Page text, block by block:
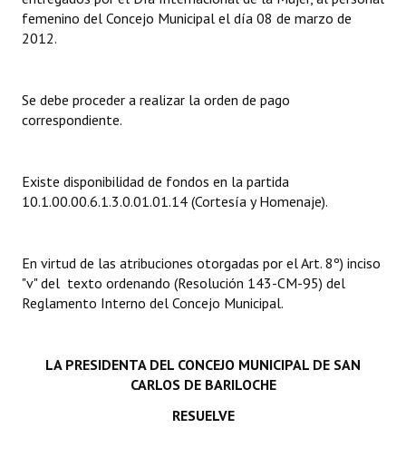
Dictámenes Asesoría Letrada
Informes de Unidad Coordinadora
Actas de Audiencias Públicas
Comunicaciones
Declaraciones
Resoluciones de Presidencia
femenino del Concejo Municipal el día 08 de marzo de
2012.
Se debe proceder a realizar la orden de pago
correspondiente.
Existe disponibilidad de fondos en la partida
10.1.00.00.6.1.3.0.01.01.14 (Cortesía y Homenaje).
En virtud de las atribuciones otorgadas por el Art. 8º) inciso
"v" del texto ordenando (Resolución 143-CM-95) del
Reglamento Interno del Concejo Municipal.
LA PRESIDENTA DEL CONCEJO MUNICIPAL DE SAN
CARLOS DE BARILOCHE
RESUELVE